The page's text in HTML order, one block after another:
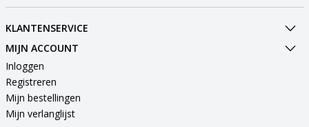
KLANTENSERVICE
MIJN ACCOUNT
Inloggen
Registreren
Mijn bestellingen
Mijn verlanglijst